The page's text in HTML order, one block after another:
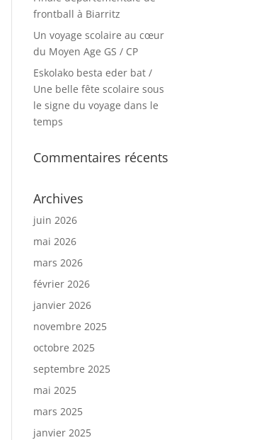
frontball à Biarritz
Un voyage scolaire au cœur
du Moyen Age GS / CP
Eskolako besta eder bat /
Une belle fête scolaire sous
le signe du voyage dans le
temps
Commentaires récents
Archives
juin 2026
mai 2026
mars 2026
février 2026
janvier 2026
novembre 2025
octobre 2025
septembre 2025
mai 2025
mars 2025
janvier 2025